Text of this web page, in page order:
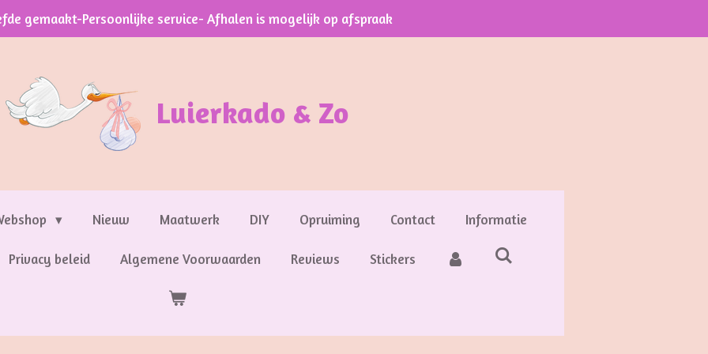
gemaakt-Persoonlijke service- Afhalen is mogelijk op afspraak
Luierkado & Zo
Nieuw Maatwerk DIY Opruiming Contact Informatie
Privacy beleid Algemene Voorwaarden Reviews Stickers